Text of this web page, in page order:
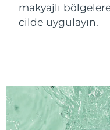
makyajlı
cilde uygulayın.